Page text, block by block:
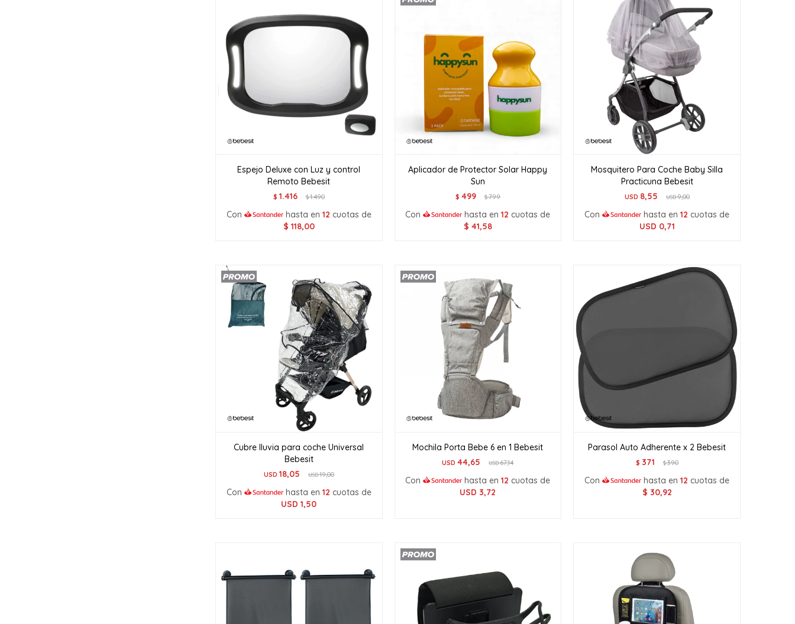
Espejo Deluxe con Luz y control
Remoto Bebesit
$ 1.416 $1.490
Con hasta en 12 cuotas de
$ 118,00
Aplicador de Protector Solar Happy
Sun
$ 499 $799
Con hasta en12 cuotas de
$ 41,58
Mosquitero Para Coche Baby Silla
Practicuna Bebesit
USD 8,55 USD9,00
Con hasta en12 cuotas de
USD 0,71
Cubre lluvia para coche Universal
Bebesit
USD 18,05 USD19,00
Con hasta en 12 cuotas de
USD 1,50
Mochila Porta Bebe 6 en 1 Bebesit
USD 44,65 USD67,14
Con hasta en12 cuotas de
USD 3,72
Parasol Auto Adherente x 2 Bebesit
$ 371 $390
Con hasta en12 cuotas de
$ 30,92